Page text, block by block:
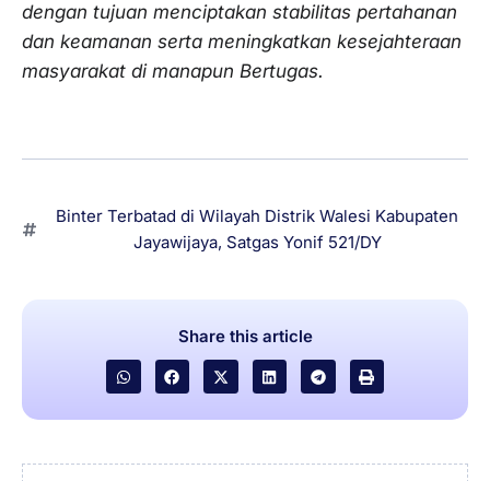
dengan tujuan menciptakan stabilitas pertahanan
dan keamanan serta meningkatkan kesejahteraan
masyarakat di manapun Bertugas.
Binter Terbatad di Wilayah Distrik Walesi Kabupaten
Jayawijaya, Satgas Yonif 521/DY
Share this article